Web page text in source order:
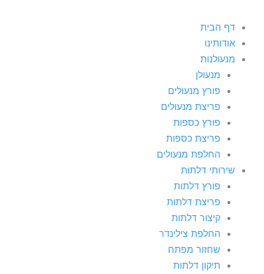
דף הבית
אודותינו
מנעולנות
מנעולן
פורץ מנעולים
פריצת מנעולים
פורץ כספות
פריצת כספות
החלפת מנעולים
שירותי דלתות
פורץ דלתות
פריצת דלתות
קיצור דלתות
החלפת צילינדר
שחזור מפתח
תיקון דלתות